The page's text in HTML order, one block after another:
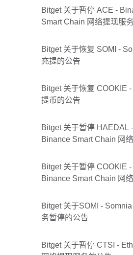
Bitget 关于暂停 ACE -
Smart Chain 网络提
Bitget 关于恢复 SOMI -
充提的公告
Bitget 关于恢复 COOKIE
提币的公告
Bitget 关于暂停 HAEDAL -
Binance Smart Chain 网络提现服
Bitget 关于暂停 COOKIE -
Binance Smart Chain 网络提现服
Bitget 关于SOMI - Somnia 充提服
务暂停的公告
Bitget 关于暂停 CTSI -